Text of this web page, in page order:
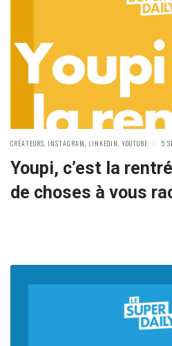
POSTED
CRÉATEURS, INSTAGRAM, LINKEDIN,YOUTUBE 5
Youpi, c’est la
de choses à vous